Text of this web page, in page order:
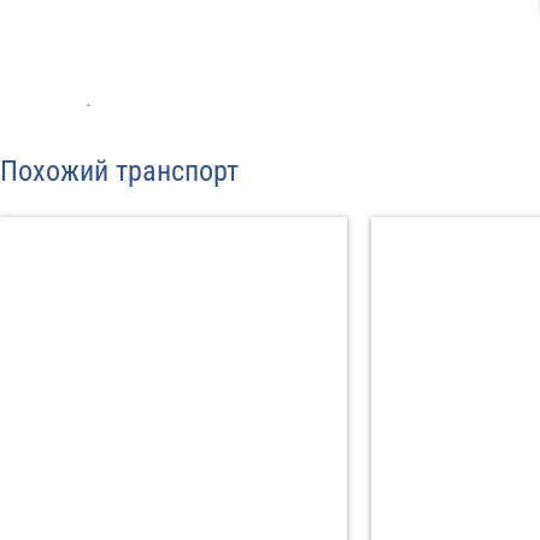
Похожий транспорт